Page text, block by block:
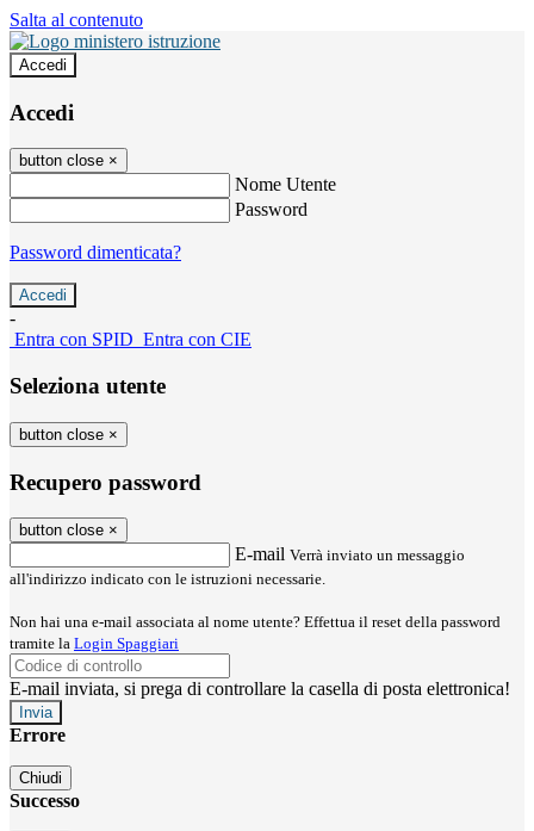
Salta al contenuto
Accedi
Accedi
button close ×
Nome Utente
Password
Password dimenticata?
-
Entra con SPID Entra con CIE
Seleziona utente
button close ×
Recupero password
button close ×
E-mail Verrà inviato un messaggio
all'indirizzo indicato con le istruzioni necessarie.
Non hai una e-mail associata al nome utente? Effettua il reset della password
tramite la Login Spaggiari
E-mail inviata, si prega di controllare la casella di posta elettronica!
Errore
Chiudi
Successo